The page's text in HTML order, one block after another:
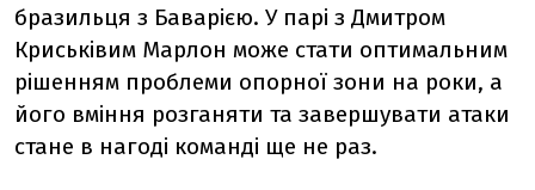
бразильця з Баварією. У парі з Дмитром
Криськівим Марлон може стати оптимальним
рішенням проблеми опорної зони на роки, а
його вміння розганяти та завершувати атаки
стане в нагоді команді ще не раз.